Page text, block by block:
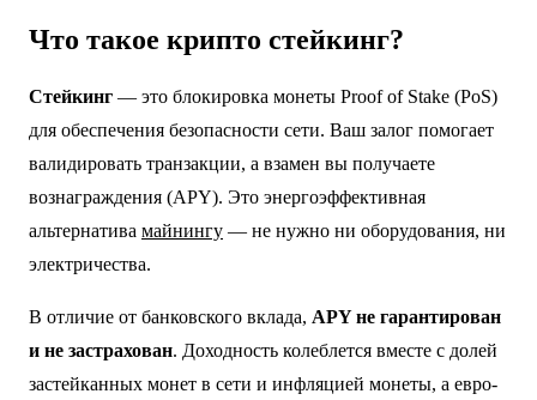
Что такое крипто стейкинг?
Стейкинг — это блокировка монеты Proof of Stake (PoS)
для обеспечения безопасности сети. Ваш залог помогает
валидировать транзакции, а взамен вы получаете
вознаграждения (APY). Это энергоэффективная
альтернатива майнингу — не нужно ни оборудования, ни
электричества.
В отличие от банковского вклада, APY не гарантирован
и не застрахован. Доходность колеблется вместе с долей
застейканных монет в сети и инфляцией монеты, а евро-